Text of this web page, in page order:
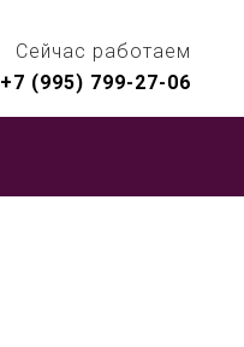
Сейчас работаем
+7 (995) 799-27-06